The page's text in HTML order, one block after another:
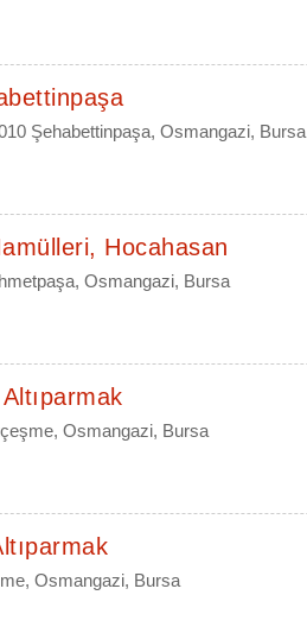
Şehabettinpaşa, Osmangazi, Bursa
Hocahasan
Osmangazi, Bursa
Osmangazi, Bursa
Osmangazi, Bursa